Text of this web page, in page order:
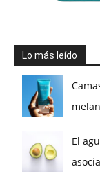
Lo más leído
El